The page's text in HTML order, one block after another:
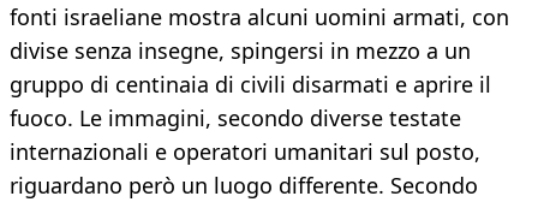
fonti israeliane mostra alcuni uomini armati, con
divise senza insegne, spingersi in mezzo a un
gruppo di centinaia di civili disarmati e aprire il
fuoco. Le immagini, secondo diverse testate
internazionali e operatori umanitari sul posto,
riguardano però un luogo differente. Secondo